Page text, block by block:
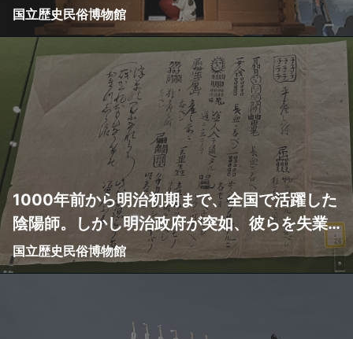
設展がアツい
国立歴史民俗博物館
1000年前から明治初期まで、全国で活躍した
陰陽師。しかし明治政府が突如、彼らを失業
に追いやった…陰陽師の転職先は？
国立歴史民俗博物館